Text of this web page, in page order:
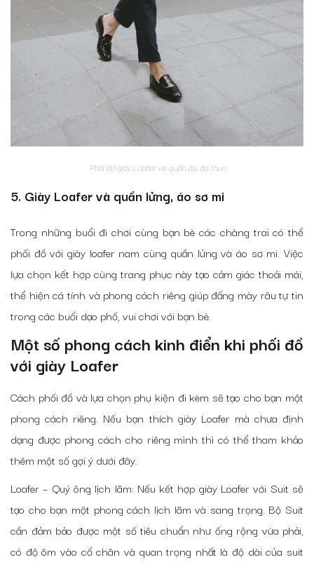
Phối đồ giày Loafer và quần âu, áo thun
5. Giày Loafer và quần lửng, áo sơ mi
Trong những buổi đi chơi cùng bạn bè các chàng trai có thể
phối đồ với giày loafer nam cùng quần lửng và áo sơ mi. Việc
lựa chọn kết hợp cùng trang phục này tạo cảm giác thoải mái,
thể hiện cá tính và phong cách riêng giúp đấng mày râu tự tin
trong các buổi dạo phố, vui chơi với bạn bè.
Một số phong cách kinh điển khi phối đồ
với giày Loafer
Cách phối đồ và lựa chọn phụ kiện đi kèm sẽ tạo cho bạn một
phong cách riêng. Nếu bạn thích giày Loafer mà chưa định
dạng được phong cách cho riêng mình thì có thể tham khảo
thêm một số gợi ý dưới đây.
Loafer – Quý ông lịch lãm: Nếu kết hợp giày Loafer với Suit sẽ
tạo cho bạn một phong cách lịch lãm và sang trọng. Bộ Suit
cần đảm bảo được một số tiêu chuẩn như ống rộng vừa phải,
có độ ôm vào cổ chân và quan trọng nhất là độ dài của suit